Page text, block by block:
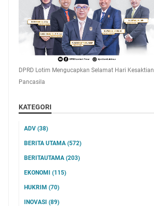
DPRD Lotim Mengucapkan Selamat Hari Kesaktian
Pancasila
KATEGORI
ADV (38)
BERITA UTAMA (572)
BERITAUTAMA (203)
EKONOMI (115)
HUKRIM (70)
INOVASI (89)